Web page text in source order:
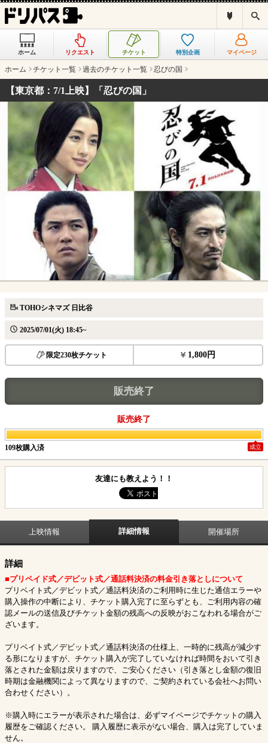
ス
ホーム リクエスト チケット 特別企画 マイページ
ホーム チケット一覧 過去のチケット一覧 忍びの国
【東京都：7/1上映】「忍びの国」
TOHOシネマズ 日比谷
2025/07/01(火) 18:45~
限定230枚チケット 1,800円
販売終了
販売終了
109枚購入済 成立
友達にも教えよう！！
上映情報 詳細情報 開催場所
詳細
■プリペイド式／デビット式／通話料決済の料金引き落としについて
プリベイト式／デビット式／通話料決済のご利用時に生じた通信エラーや
購入操作の中断により、チケット購入完了に至らずとも、ご利用内容の確
認メールの送信及びチケット金額の残高への反映がおこなわれる場合がご
ざいます。
プリベイト式／デビット式／通話料決済の仕様上、一時的に残高が減少す
る形になりますが、チケット購入が完了していなければ時間をおいて引き
落とされた金額は戻りますので、ご安心ください（引き落とし金額の復旧
時期は金融機関によって異なりますので、ご契約されている会社へお問い
合わせください）。
※購入時にエラーが表示された場合は、必ずマイページでチケットの購入
履歴をご確認ください。 購入履歴に表示がない場合、購入は完了していま
せん。